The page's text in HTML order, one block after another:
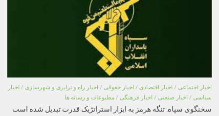
اخبار اجتماعی / اخبار اقتصادی / اخبار حقوقی / اخبار راه و ترابری و شهرسازی / اخبار
سیاسی / اخبار صنعتی / اخبار فرهنگی / مطبوعات و رسانه ها
سخنگوی سپاه: تنگه هرمز به ابزار استراتژیک قدرت تبدیل شده است